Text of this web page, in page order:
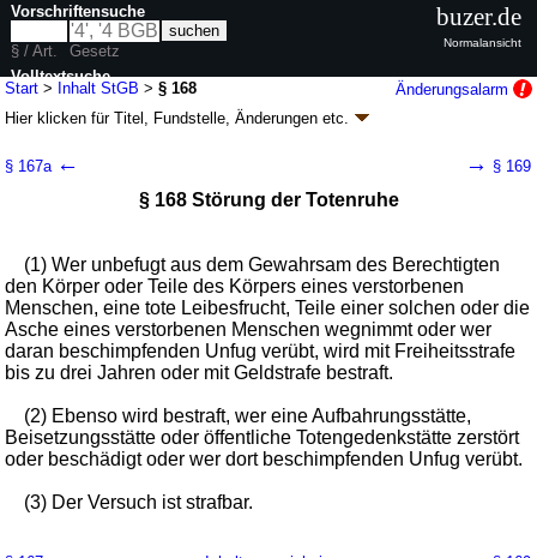
Start > Inhalt StGB >§ 168
Änderungsalarm
Hier klicken fürTitel, Fundstelle, Änderungen etc.
G. v. 20.03.2026 BGBl. 2026 I Nr. 95
116 weitere Fassungen | wird in 1098 Vorschriften zitiert
Besonderer Teil
Elfter Abschnitt Straftaten, welche sich auf Religion
und Weltanschauung beziehen
§ 167a ← → § 169
§ 168 Störung der Totenruhe
(1) Wer unbefugt aus dem Gewahrsam des Berechtigten
den Körper oder Teile des Körpers eines verstorbenen
Menschen, eine tote Leibesfrucht, Teile einer solchen oder die
Asche eines verstorbenen Menschen wegnimmt oder wer
daran beschimpfenden Unfug verübt, wird mit Freiheitsstrafe
bis zu drei Jahren oder mit Geldstrafe bestraft.
(2) Ebenso wird bestraft, wer eine Aufbahrungsstätte,
Beisetzungsstätte oder öffentliche Totengedenkstätte zerstört
oder beschädigt oder wer dort beschimpfenden Unfug verübt.
(3) Der Versuch ist strafbar.
Vorschriftensuche
§ / Art.
Gesetz
Volltextsuche
nur in StGB
buzer.de
Normalansicht